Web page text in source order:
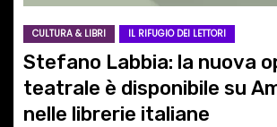
CULTURA & LIBRI IL RIFUGIO DEI LETTORI
Stefano Labbia: la nuova
teatrale è disponibile su
nelle librerie italiane